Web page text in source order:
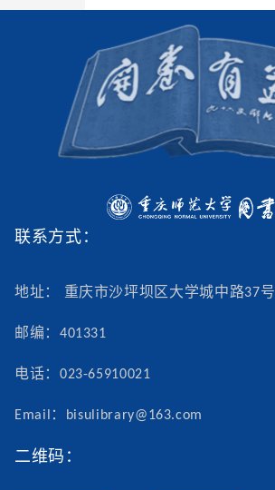
联系方式：
地址： 重庆市沙坪坝区大学城中路37号
邮编：401331
电话：023-65910021
Email：bisulibrary@163.com
二维码：